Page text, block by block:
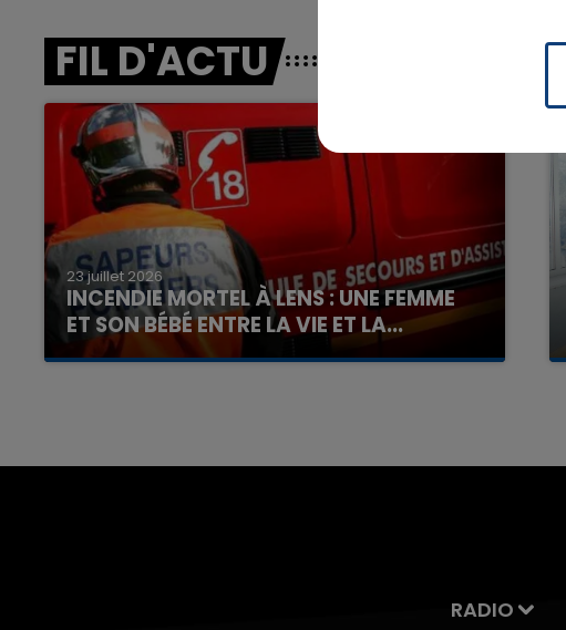
FIL D'ACTU
23 juillet 2026
INCENDIE MORTEL À LENS : UNE FEMME
ET SON BÉBÉ ENTRE LA VIE ET LA...
Un homme s'est immolé par le feu après avoir
RADIO